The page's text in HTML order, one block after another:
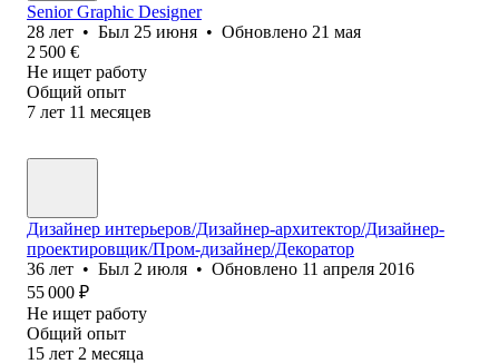
Senior Graphic Designer
28 лет • Был 25 июня • Обновлено 21 мая
2 500 €
Не ищет работу
Общий опыт
7 лет 11 месяцев
Дизайнер интерьеров/Дизайнер-архитектор/Дизайнер-
проектировщик/Пром-дизайнер/Декоратор
36 лет • Был 2 июля • Обновлено 11 апреля 2016
55 000 ₽
Не ищет работу
Общий опыт
15 лет 2 месяца